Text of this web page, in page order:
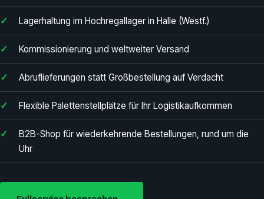
Lagerhaltung im Hochregallager in Halle (Westf.)
Kommissionierung und weltweiter Versand
Abruflieferungen statt Großbestellung auf Verdacht
Flexible Palettenstellplätze für Ihr Logistikaufkommen
B2B-Shop für wiederkehrende Bestellungen, rund um die
Uhr